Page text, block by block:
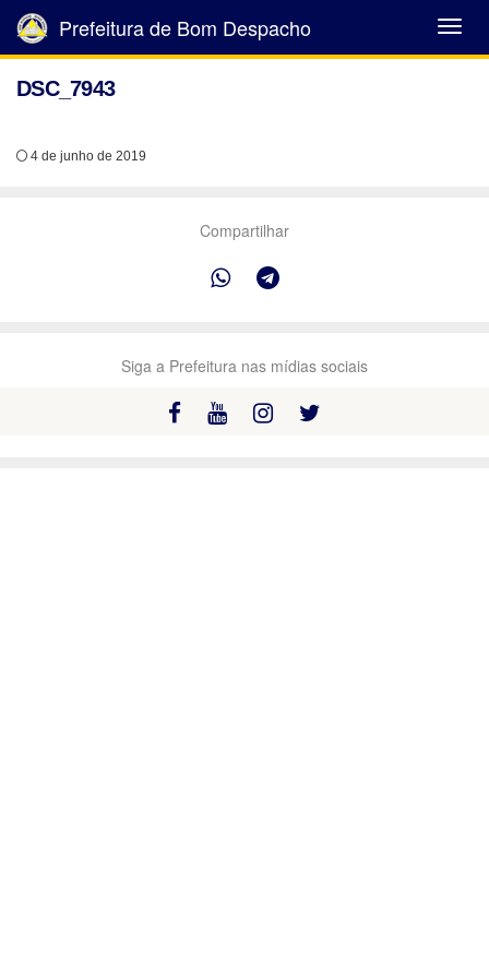
Abrir
Menu
Prefeitura de Bom Despacho
DSC_7943
4 de junho de 2019
Compartilhar
Siga a Prefeitura nas mídias sociais